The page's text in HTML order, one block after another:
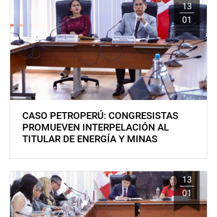
13
01
CASO PETROPERÚ: CONGRESISTAS
PROMUEVEN INTERPELACIÓN AL
TITULAR DE ENERGÍA Y MINAS
13
01